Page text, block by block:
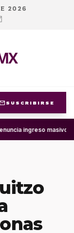
2026
SUSCRIBIRSE
ingreso masivo